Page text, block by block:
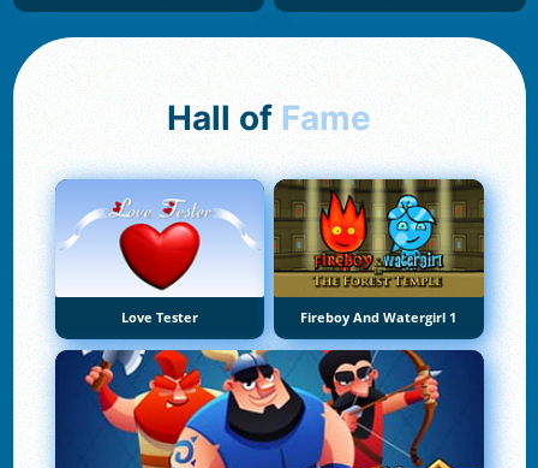
Hall of Fame
Love Tester Fireboy And Watergirl 1